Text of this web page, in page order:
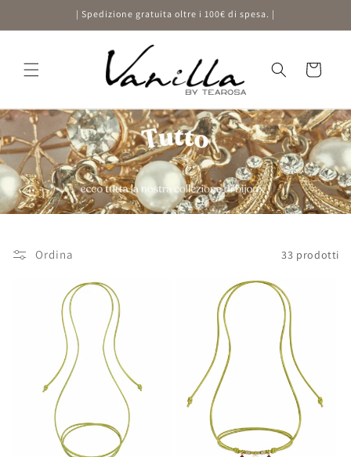
direttamente
ai contenuti
| Spedizione gratuita oltre i 100€ di spesa. |
Carrello
Ordina 33 prodotti